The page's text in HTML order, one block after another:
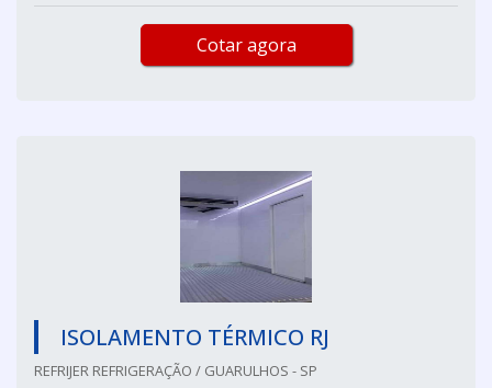
Cotar agora
ISOLAMENTO TÉRMICO RJ
REFRIJER REFRIGERAÇÃO / GUARULHOS - SP